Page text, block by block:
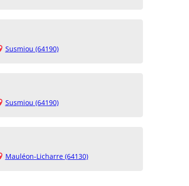
Susmiou (64190)
Susmiou (64190)
Mauléon-Licharre (64130)